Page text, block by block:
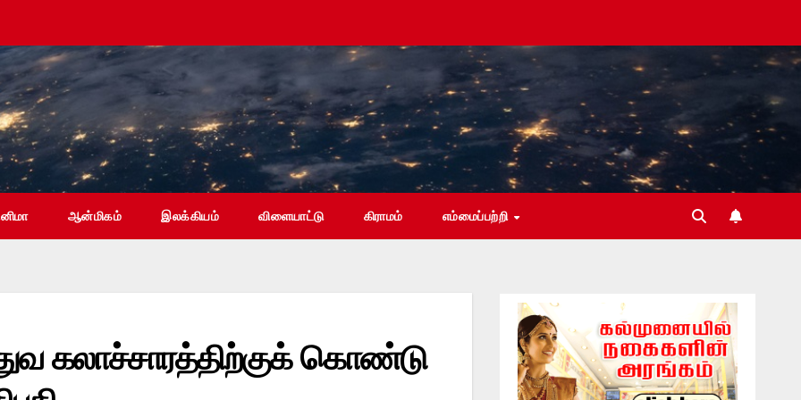
ஆன்மிகம் இலக்கியம் விளையாட்டு கிராமம் எம்மைப்பற்றி
கலாச்சாரத்திற்குக் கொண்டு